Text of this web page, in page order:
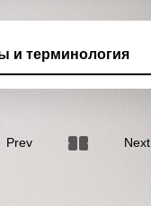
и терминология
Prev Next